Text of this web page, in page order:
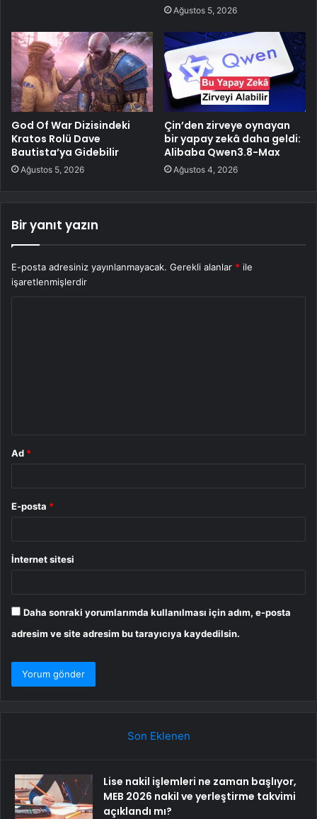
Ağustos 5, 2026
God Of War Dizisindeki
Kratos Rolü Dave
Bautista’ya Gidebilir
Ağustos 5, 2026
Çin’den zirveye oynayan
bir yapay zekâ daha geldi:
Alibaba Qwen3.8-Max
Ağustos 4, 2026
Bir yanıt yazın
E-posta adresiniz yayınlanmayacak. Gerekli alanlar * ile
işaretlenmişlerdir
Ad *
E-posta *
İnternet sitesi
Daha sonraki yorumlarımda kullanılması için adım, e-posta
adresim ve site adresim bu tarayıcıya kaydedilsin.
Son Eklenen
Lise nakil işlemleri ne zaman başlıyor,
MEB 2026 nakil ve yerleştirme takvimi
açıklandı mı?